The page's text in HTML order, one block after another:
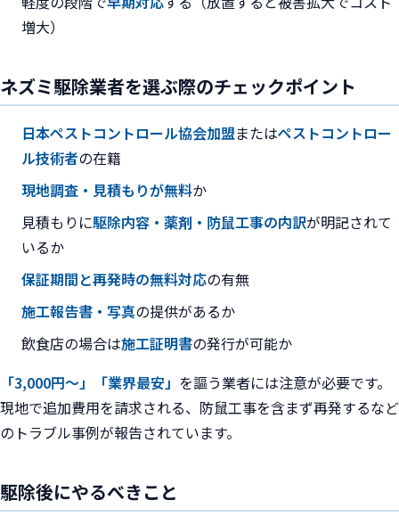
増大）
ネズミ駆除業者を選ぶ際のチェックポイント
日本ペストコントロール協会加盟またはペストコントロー
ル技術者の在籍
現地調査・見積もりが無料か
見積もりに駆除内容・薬剤・防鼠工事の内訳が明記されて
いるか
保証期間と再発時の無料対応の有無
施工報告書・写真の提供があるか
飲食店の場合は施工証明書の発行が可能か
「3,000円〜」「業界最安」 を謳う業者には注意が必要です。
現地で追加費用を請求される、防鼠工事を含まず再発するなど
のトラブル事例が報告されています。
駆除後にやるべきこと